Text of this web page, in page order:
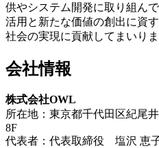
供やシステム開発に取り組ん
活用と新たな価値の創出に資
社会の実現に貢献してまいりま
会社情報
株式会社OWL
所在地：東京都千代田区紀尾
8F
代表者：代表取締役 塩沢 恵